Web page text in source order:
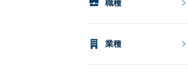
職種
業種